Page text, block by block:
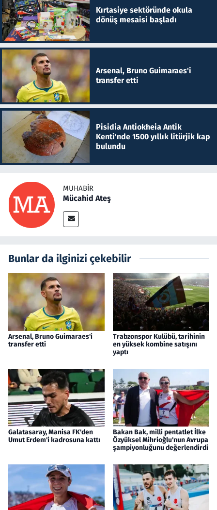
Kırtasiye sektöründe okula
dönüş mesaisi başladı
Arsenal, Bruno Guimaraes'i
transfer etti
Pisidia Antiokheia Antik
Kenti'nde 1500 yıllık litürjik kap
bulundu
MUHABIR
Mücahid Ateş
Bunlar da ilginizi çekebilir
Arsenal, Bruno Guimaraes'i
transfer etti
Trabzonspor Kulübü, tarihinin
en yüksek kombine satışını
yaptı
Galatasaray, Manisa FK'den
Umut Erdem'i kadrosuna kattı
Bakan Bak, milli pentatlet İlke
Özyüksel Mihrioğlu'nun Avrupa
şampiyonluğunu değerlendirdi